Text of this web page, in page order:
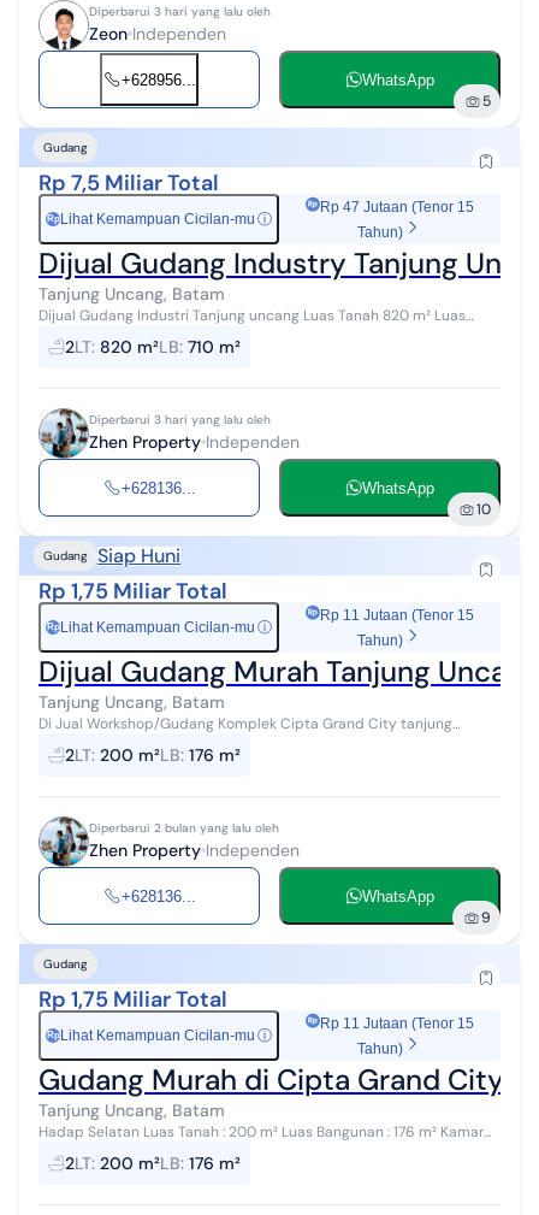
Diperbarui 3 hari yang lalu oleh
Zeon Independen
+628956... WhatsApp
5
Gudang
Rp 7,5 Miliar Total
Rp Lihat Kemampuan Cicilan-mu ⓘ
Rp 47 Jutaan (Tenor 15
Tahun)
Dijual Gudang Industry Tanjung
Tanjung Uncang, Batam
Dijual Gudang Industri Tanjung uncang Luas Tanah 820 m² Luas
Bangunan 710 m² Overhead Crane 10 Ton. Harga DM ya Informasi
lebih lanjut ...
2LT: 820 m²LB: 710 m²
Diperbarui 3 hari yang lalu oleh
Zhen Property Independen
+628136... WhatsApp
10
Gudang Siap Huni
Rp 1,75 Miliar Total
Rp Lihat Kemampuan Cicilan-mu ⓘ
Rp 11 Jutaan (Tenor 15
Tahun)
Dijual Gudang Murah Tanjung
Tanjung Uncang, Batam
Di Jual Workshop/Gudang Komplek Cipta Grand City tanjung
uncang Harga 1.750 Miliyar Luas tanah 200 m² Luas bangunan 176
m² 2 Ruang Kantor (...
2LT: 200 m²LB: 176 m²
Diperbarui 2 bulan yang lalu oleh
Zhen Property Independen
+628136... WhatsApp
9
Gudang
Rp 1,75 Miliar Total
Rp Lihat Kemampuan Cicilan-mu ⓘ
Rp 11 Jutaan (Tenor 15
Tahun)
Gudang Murah di Cipta Grand City
Tanjung Uncang, Batam
Hadap Selatan Luas Tanah : 200 m² Luas Bangunan : 176 m² Kamar
Mandi : 2 Office : 2 UWTO 2036 Tinggi Rolling Door +/- 5 Meter Row
Jalan 26 Meter...
2LT: 200 m²LB: 176 m²